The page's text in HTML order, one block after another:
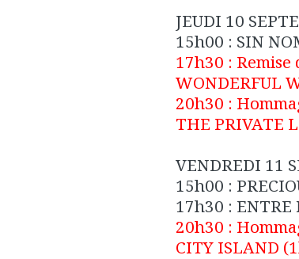
JEUDI 10
15h00 : SIN
17h30 :
WONDERFUL
20h30 :
THE PRIVATE
VENDREDI 11
15h00 :
17h30 : ENTRE
20h30 :
CITY ISLAND